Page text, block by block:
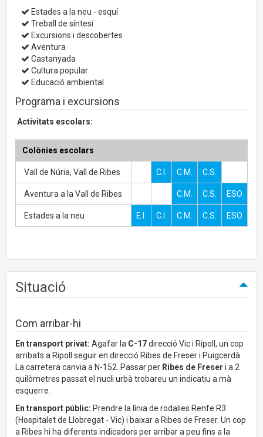
Estades a la neu - esquí
Treball de síntesi
Excursions i descobertes
Aventura
Castanyada
Cultura popular
Educació ambiental
Programa i excursions
Activitats escolars:
Colònies escolars
Vall de Núria, Vall de Ribes C.I. C.M. C.S.
Aventura a la Vall de Ribes C.M. C.S. ESO
Estades a la neu E.I. C.I. C.M. C.S. ESO
Situació
Com arribar-hi
En transport privat: Agafar la C-17direcció Vic i Ripoll, un cop
arribats a Ripoll seguir en direcció Ribes de Freser i Puigcerdà.
La carretera canvia a N-152. Passar per Ribes de Freser i a 2
quilòmetres passat el nucli urbà trobareu un indicatiu a mà
esquerre.
En transport públic: Prendre la línia de rodalies Renfe R3
(Hospitalet de Llobregat - Vic) i baixar a Ribes de Freser. Un cop
a Ribes hi ha diferents indicadors per arribar a peu fins a la